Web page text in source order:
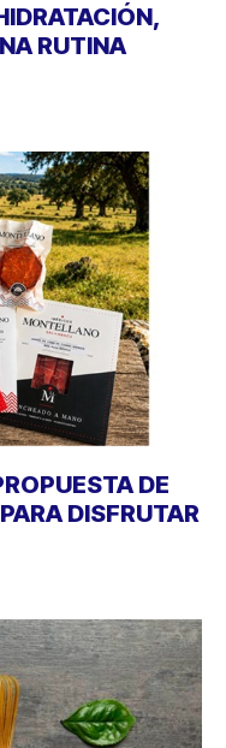
RUTINA
DE
DISFRUTAR